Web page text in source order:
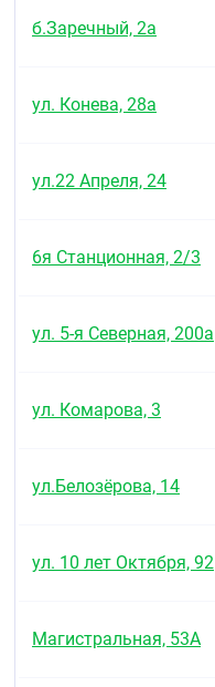
б.Заречный, 2а
ул. Конева, 28а
ул.22 Апреля, 24
6я Станционная, 2/3
ул. 5-я Северная, 200а
ул. Комарова, 3
ул.Белозёрова, 14
ул. 10 лет Октября, 92
Магистральная, 53А